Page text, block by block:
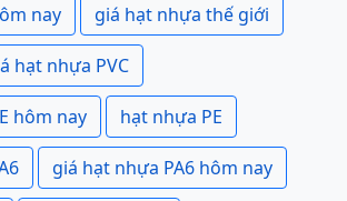
nay giá hạt nhựa thế giới
hạt nhựa PVC
hôm nay hạt nhựa PE
giá hạt nhựa PA6 hôm nay